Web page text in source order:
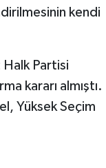
kendi
Partisi
kararı almıştı.
Yüksek Seçim